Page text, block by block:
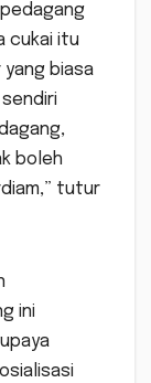
cukai itu
biasa
boleh
tutur
ini